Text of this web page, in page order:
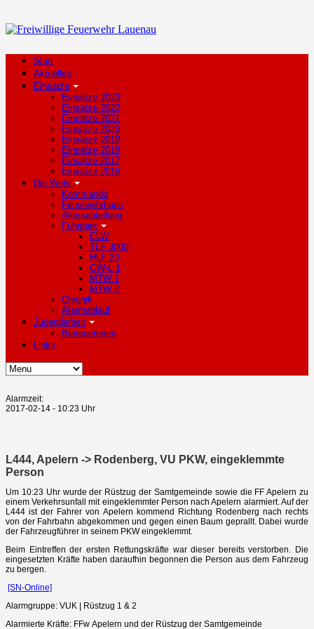
Start
Aktuelles
Einsätze
Einsätze 2023
Einsätze 2022
Einsätze 2021
Einsätze 2020
Einsätze 2019
Einsätze 2018
Einsätze 2017
Einsätze 2016
Die Wehr
Kommando
Feuerwehrhaus
Altersabteilung
Fuhrpark
ELW
TLF 3000
HLF 20
GW-L 1
MTW 1
MTW 2
Chronik
Alarmablauf
Jugendarbeit
Betreuerteam
Links
Alarmzeit:
2017-02-14 - 10:23 Uhr
L444, Apelern -> Rodenberg, VU PKW, eingeklemmte
Person
Um 10:23 Uhr wurde der Rüstzug der Samtgemeinde sowie die FF Apelern zu
einem Verkehrsunfall mit eingeklemmter Person nach Apelern alarmiert. Auf der
L444 ist der Fahrer von Apelern kommend Richtung Rodenberg nach rechts
von der Fahrbahn abgekommen und gegen einen Baum geprallt. Dabei wurde
der Fahrzeugführer in seinem PKW eingeklemmt.
Beim Eintreffen der ersten Rettungskräfte war dieser bereits verstorben. Die
eingesetzten Kräfte haben daraufhin begonnen die Person aus dem Fahrzeug
zu bergen.
[SN-Online]
Alarmgruppe: VUK | Rüstzug 1 & 2
Alarmierte Kräfte: FFw Apelern und der Rüstzug der Samtgemeinde